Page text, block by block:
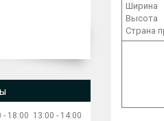
Ширина
Высота
Страна
18:00 13:00
14:00